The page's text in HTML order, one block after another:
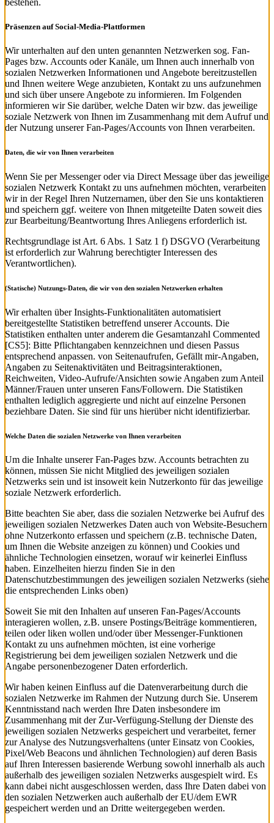
bestehen.
Präsenzen auf Social-Media-Plattformen
Wir unterhalten auf den unten genannten Netzwerken sog. Fan-
Pages bzw. Accounts oder Kanäle, um Ihnen auch innerhalb von
sozialen Netzwerken Informationen und Angebote bereitzustellen
und Ihnen weitere Wege anzubieten, Kontakt zu uns aufzunehmen
und sich über unsere Angebote zu informieren. Im Folgenden
informieren wir Sie darüber, welche Daten wir bzw. das jeweilige
soziale Netzwerk von Ihnen im Zusammenhang mit dem Aufruf und
der Nutzung unserer Fan-Pages/Accounts von Ihnen verarbeiten.
Daten, die wir von Ihnen verarbeiten
Wenn Sie per Messenger oder via Direct Message über das jeweilige
sozialen Netzwerk Kontakt zu uns aufnehmen möchten, verarbeiten
wir in der Regel Ihren Nutzernamen, über den Sie uns kontaktieren
und speichern ggf. weitere von Ihnen mitgeteilte Daten soweit dies
zur Bearbeitung/Beantwortung Ihres Anliegens erforderlich ist.
Rechtsgrundlage ist Art. 6 Abs. 1 Satz 1 f) DSGVO (Verarbeitung
ist erforderlich zur Wahrung berechtigter Interessen des
Verantwortlichen).
(Statische) Nutzungs-Daten, die wir von den sozialen Netzwerken erhalten
Wir erhalten über Insights-Funktionalitäten automatisiert
bereitgestellte Statistiken betreffend unserer Accounts. Die
Statistiken enthalten unter anderem die Gesamtanzahl Commented
[CS5]: Bitte Pflichtangaben kennzeichnen und diesen Passus
entsprechend anpassen. von Seitenaufrufen, Gefällt mir-Angaben,
Angaben zu Seitenaktivitäten und Beitragsinteraktionen,
Reichweiten, Video-Aufrufe/Ansichten sowie Angaben zum Anteil
Männer/Frauen unter unseren Fans/Followern. Die Statistiken
enthalten lediglich aggregierte und nicht auf einzelne Personen
beziehbare Daten. Sie sind für uns hierüber nicht identifizierbar.
Welche Daten die sozialen Netzwerke von Ihnen verarbeiten
Um die Inhalte unserer Fan-Pages bzw. Accounts betrachten zu
können, müssen Sie nicht Mitglied des jeweiligen sozialen
Netzwerks sein und ist insoweit kein Nutzerkonto für das jeweilige
soziale Netzwerk erforderlich.
Bitte beachten Sie aber, dass die sozialen Netzwerke bei Aufruf des
jeweiligen sozialen Netzwerkes Daten auch von Website-Besuchern
ohne Nutzerkonto erfassen und speichern (z.B. technische Daten,
um Ihnen die Website anzeigen zu können) und Cookies und
ähnliche Technologien einsetzen, worauf wir keinerlei Einfluss
haben. Einzelheiten hierzu finden Sie in den
Datenschutzbestimmungen des jeweiligen sozialen Netzwerks (siehe
die entsprechenden Links oben)
Soweit Sie mit den Inhalten auf unseren Fan-Pages/Accounts
interagieren wollen, z.B. unsere Postings/Beiträge kommentieren,
teilen oder liken wollen und/oder über Messenger-Funktionen
Kontakt zu uns aufnehmen möchten, ist eine vorherige
Registrierung bei dem jeweiligen sozialen Netzwerk und die
Angabe personenbezogener Daten erforderlich.
Wir haben keinen Einfluss auf die Datenverarbeitung durch die
sozialen Netzwerke im Rahmen der Nutzung durch Sie. Unserem
Kenntnisstand nach werden Ihre Daten insbesondere im
Zusammenhang mit der Zur-Verfügung-Stellung der Dienste des
jeweiligen sozialen Netzwerks gespeichert und verarbeitet, ferner
zur Analyse des Nutzungsverhaltens (unter Einsatz von Cookies,
Pixel/Web Beacons und ähnlichen Technologien) auf deren Basis
auf Ihren Interessen basierende Werbung sowohl innerhalb als auch
außerhalb des jeweiligen sozialen Netzwerks ausgespielt wird. Es
kann dabei nicht ausgeschlossen werden, dass Ihre Daten dabei von
den sozialen Netzwerken auch außerhalb der EU/dem EWR
gespeichert werden und an Dritte weitergegeben werden.